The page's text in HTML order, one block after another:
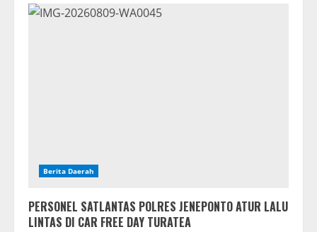
Berita Daerah
PERSONEL SATLANTAS POLRES JENEPONTO ATUR LALU
LINTAS DI CAR FREE DAY TURATEA